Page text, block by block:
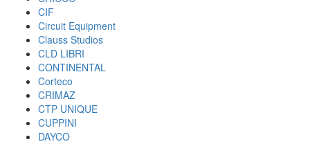
CIF
Circuit Equipment
Clauss Studios
CLD LIBRI
CONTINENTAL
Corteco
CRIMAZ
CTP UNIQUE
CUPPINI
DAYCO